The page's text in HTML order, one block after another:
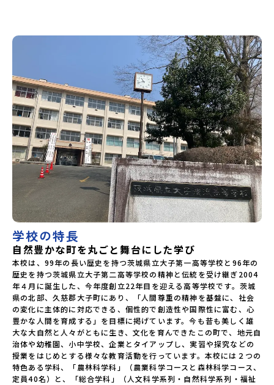
校佐賀県立牛津高等学校鹿児島県立沖永良部高等学校鹿児島
県立志布志高等学校宮崎県立飯野高等学校宮崎県立高千穂高
等学校鹿児島県立古仁屋高等学校沖縄県立久米島高等学校私
立高校国際高等専門学校（石川県）開志国際高等学校(新潟県)
広島三育学院高等学校(広島県) ※2日目のみ参加
学校の特長
自然豊かな町を丸ごと舞台にした学び
本校は、99年の長い歴史を持つ茨城県立大子第一高等学校と96年の
歴史を持つ茨城県立大子第二高等学校の精神と伝統を受け継ぎ2004
年４月に誕生した、今年度創立22年目を迎える高等学校です。茨城
県の北部、久慈郡大子町にあり、「人間尊重の精神を基盤に、社会
の変化に主体的に対応できる、個性的で創造性や国際性に富む、心
豊かな人間を育成する」を目標に掲げています。今も昔も美しく雄
大な大自然と人々がともに生き、文化を育んできたこの町で、地元自
治体や幼稚園、小中学校、企業とタイアップし、実習や探究などの
授業をはじめとする様々な教育活動を行っています。本校には２つの
特色ある学科、「農林科学科」（農業科学コースと森林科学コース、
定員40名）と、「総合学科」（人文科学系列・自然科学系列・福祉